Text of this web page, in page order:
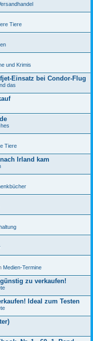
Tiere
und Krimis
Einsatz bei Condor-Flug
das
Tiere
Irland kam
Medien-Termine
zu verkaufen!
Ideal zum Testen